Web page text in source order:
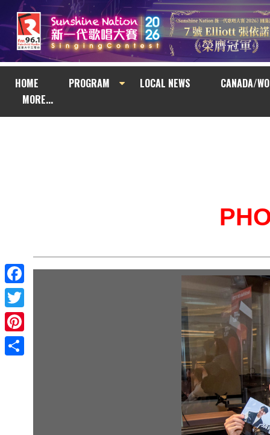
HOME PROGRAM LOCAL NEWS
CANADA/
MORE...
Facebook
Twitter
Pinterest